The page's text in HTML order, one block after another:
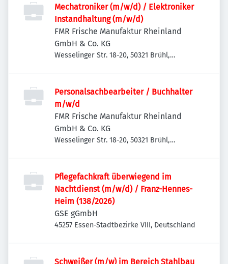
Mechatroniker (m/w/d) / Elektroniker
Instandhaltung (m/w/d)
FMR Frische Manufaktur Rheinland
GmbH & Co. KG
Wesselinger Str. 18-20, 50321 Brühl,
Personalsachbearbeiter / Buchhalter
m/w/d
FMR Frische Manufaktur Rheinland
GmbH & Co. KG
Wesselinger Str. 18-20, 50321 Brühl,
Pflegefachkraft überwiegend im
Nachtdienst (m/w/d) / Franz-Hennes-
Heim (138/2026)
GSE gGmbH
45257 Essen-Stadtbezirke VIII, Deutschland
Schweißer (m/w) im Bereich Stahlbau